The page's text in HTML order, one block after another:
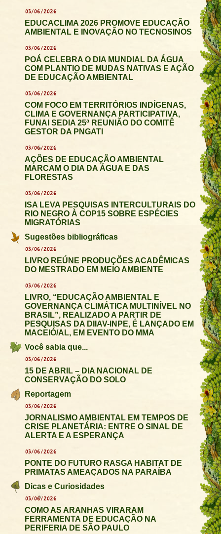
03/06/2026
EDUCACLIMA 2026 PROMOVE EDUCAÇÃO
AMBIENTAL E INOVAÇÃO NO TECNOSINOS
03/06/2026
POÁ CELEBRA O DIA MUNDIAL DA ÁGUA
COM PLANTIO DE MUDAS NATIVAS E AÇÃO
DE EDUCAÇÃO AMBIENTAL
03/06/2026
COM FOCO EM TERRITÓRIOS INDÍGENAS,
CLIMA E GOVERNANÇA PARTICIPATIVA,
FUNAI SEDIA 25ª REUNIÃO DO COMITÊ
GESTOR DA PNGATI
03/06/2026
AÇÕES DE EDUCAÇÃO AMBIENTAL
MARCAM O DIA DA ÁGUA E DAS
FLORESTAS
03/06/2026
ISA LEVA PESQUISAS INTERCULTURAIS DO
RIO NEGRO À COP15 SOBRE ESPÉCIES
MIGRATÓRIAS
Sugestões bibliográficas
03/06/2026
LIVRO REÚNE PRODUÇÕES ACADÊMICAS
DO MESTRADO EM MEIO AMBIENTE
03/06/2026
LIVRO, “EDUCAÇÃO AMBIENTAL E
GOVERNANÇA CLIMÁTICA MULTINÍVEL NO
BRASIL”, REALIZADO A PARTIR DE
PESQUISAS DA DIIAV-INPE, É LANÇADO EM
MACEIÓ/AL, EM EVENTO DO MMA
Você sabia que...
03/06/2026
15 DE ABRIL – DIA NACIONAL DE
CONSERVAÇÃO DO SOLO
Reportagem
03/06/2026
JORNALISMO AMBIENTAL EM TEMPOS DE
CRISE PLANETÁRIA: ENTRE O SINAL DE
ALERTA E A ESPERANÇA
03/06/2026
PONTE DO FUTURO RASGA HABITAT DE
PRIMATAS AMEAÇADOS NA PARAÍBA
Dicas e Curiosidades
03/06/2026
COMO AS ARANHAS VIRARAM
FERRAMENTA DE EDUCAÇÃO NA
PERIFERIA DE SÃO PAULO